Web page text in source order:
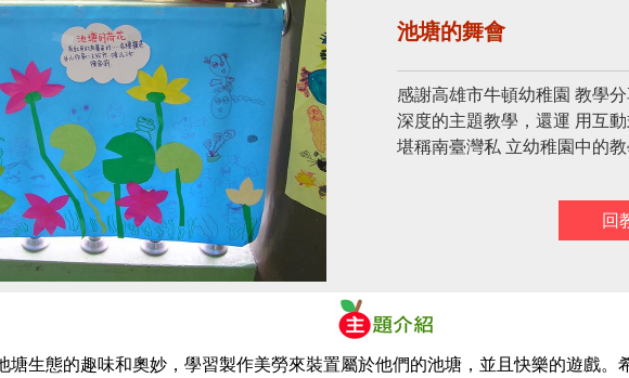
池塘的舞會
感謝高雄市牛頓幼稚園 教學
深度的主題教學，還運 用互
堪稱南臺灣私 立幼稚園中的
回
塘生態的趣味和奧妙，學習製作美勞來裝置屬於他們的池塘，並且快樂的遊戲。